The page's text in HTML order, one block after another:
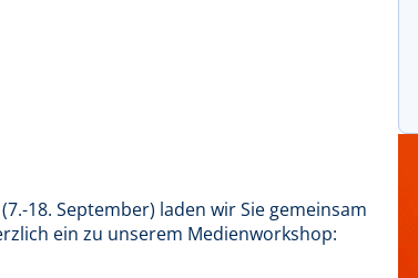
18. September) laden wir Sie gemeinsam
ein zu unserem Medienworkshop: